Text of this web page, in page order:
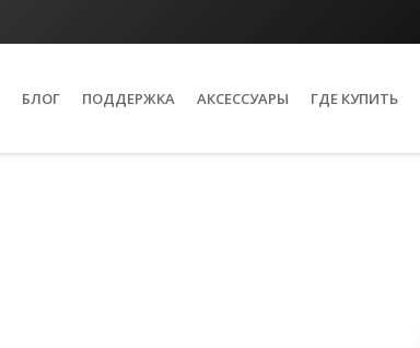
БЛОГ ПОДДЕРЖКА АКСЕССУАРЫ ГДЕ КУПИТЬ